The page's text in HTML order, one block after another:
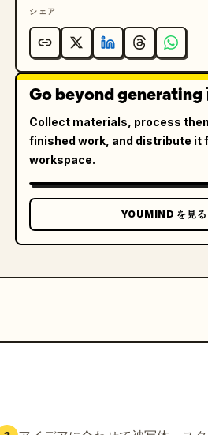
シェア
Go beyond generating
Collect materials, process
finished work, and distribute it
workspace.
YOUMIND を見る